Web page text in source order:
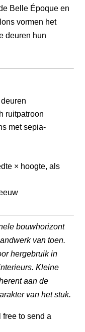
Belle Époque en
vormen het
deuren hun
ruitpatroon
met sepia-
× hoogte, als
bouwhorizont
van toen.
hergebruik in
Kleine
aan de
van het stuk.
free to send a